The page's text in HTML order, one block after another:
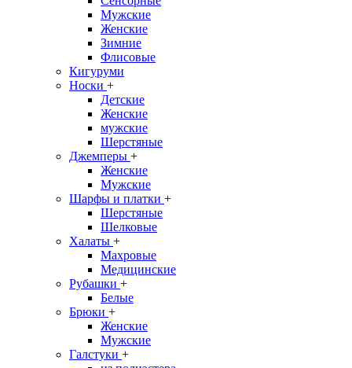
Мужские
Женские
Зимние
Флисовые
Кигуруми
Носки +
Детские
Женские
мужские
Шерстяные
Джемперы +
Женские
Мужские
Шарфы и платки +
Шерстяные
Шелковые
Халаты +
Махровые
Медицинские
Рубашки +
Белые
Брюки +
Женские
Мужские
Галстуки +